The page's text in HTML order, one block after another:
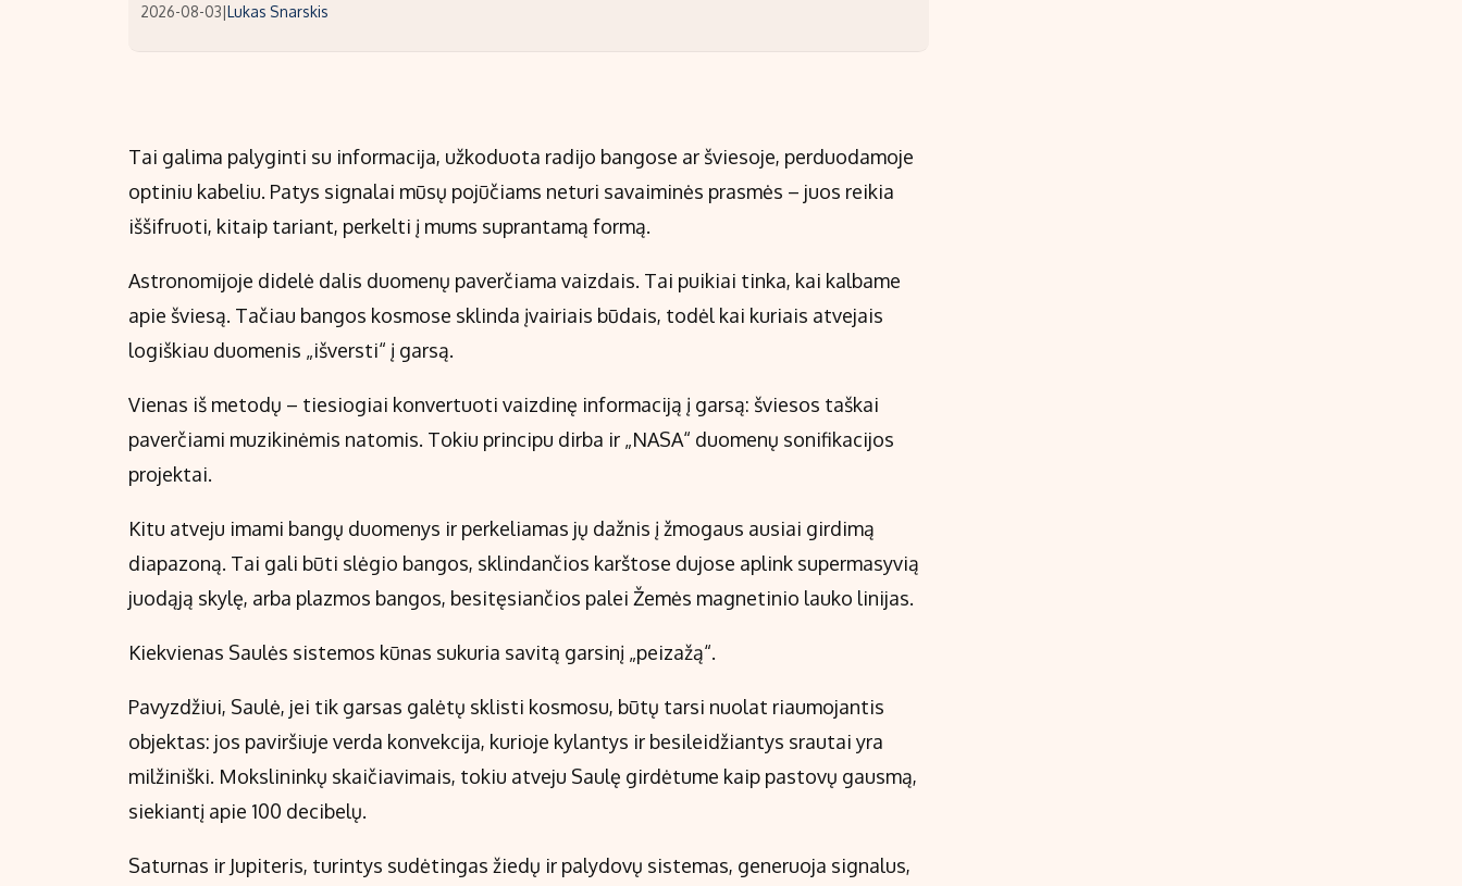
2026-08-03|Lukas Snarskis
Tai galima palyginti su informacija, užkoduota radijo bangose ar šviesoje, perduodamoje
optiniu kabeliu. Patys signalai mūsų pojūčiams neturi savaiminės prasmės – juos reikia
iššifruoti, kitaip tariant, perkelti į mums suprantamą formą.
Astronomijoje didelė dalis duomenų paverčiama vaizdais. Tai puikiai tinka, kai kalbame
apie šviesą. Tačiau bangos kosmose sklinda įvairiais būdais, todėl kai kuriais atvejais
logiškiau duomenis „išversti“ į garsą.
Vienas iš metodų – tiesiogiai konvertuoti vaizdinę informaciją į garsą: šviesos taškai
paverčiami muzikinėmis natomis. Tokiu principu dirba ir „NASA“ duomenų sonifikacijos
projektai.
Kitu atveju imami bangų duomenys ir perkeliamas jų dažnis į žmogaus ausiai girdimą
diapazoną. Tai gali būti slėgio bangos, sklindančios karštose dujose aplink supermasyvią
juodąją skylę, arba plazmos bangos, besitęsiančios palei Žemės magnetinio lauko linijas.
Kiekvienas Saulės sistemos kūnas sukuria savitą garsinį „peizažą“.
Pavyzdžiui, Saulė, jei tik garsas galėtų sklisti kosmosu, būtų tarsi nuolat riaumojantis
objektas: jos paviršiuje verda konvekcija, kurioje kylantys ir besileidžiantys srautai yra
milžiniški. Mokslininkų skaičiavimais, tokiu atveju Saulę girdėtume kaip pastovų gausmą,
siekiantį apie 100 decibelų.
Saturnas ir Jupiteris, turintys sudėtingas žiedų ir palydovų sistemas, generuoja signalus,